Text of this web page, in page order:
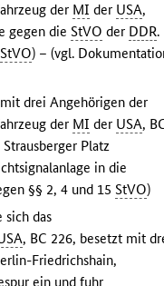
der MI der USA,
gegen dieStVO der DDR.
StVO) – (vgl.
drei Angehörigen der
der MI der USA,
Platz
in die
§§ 2, 4 und 15StVO)
sich das
, BC 226, besetzt mit
Friedrichshain,
ein und fuhr